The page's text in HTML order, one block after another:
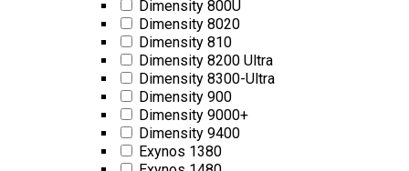
Dimensity 800U
Dimensity 8020
Dimensity 810
Dimensity 8200 Ultra
Dimensity 8300-Ultra
Dimensity 900
Dimensity 9000+
Dimensity 9400
Exynos 1380